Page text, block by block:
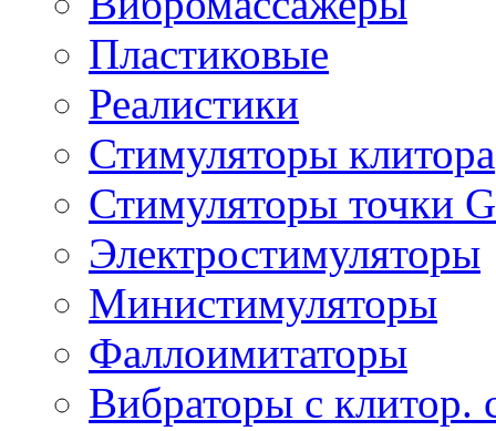
Пластиковые
Реалистики
Стимуляторы клитора
Стимуляторы точки G
Электростимуляторы
Министимуляторы
Фаллоимитаторы
Вибраторы с клитор.